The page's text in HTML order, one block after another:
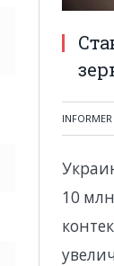
INFORMER
10